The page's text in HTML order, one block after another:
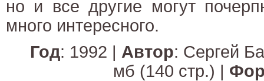
но и все другие могут
много интересного.
Год: 1992 | Автор: Сергей
мб (140 стр.) |